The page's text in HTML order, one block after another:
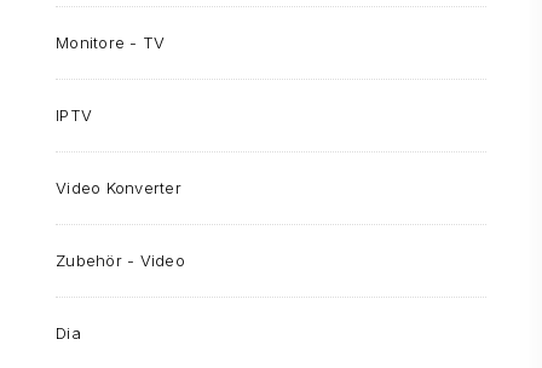
Monitore - TV
IPTV
Video Konverter
Zubehör - Video
Dia